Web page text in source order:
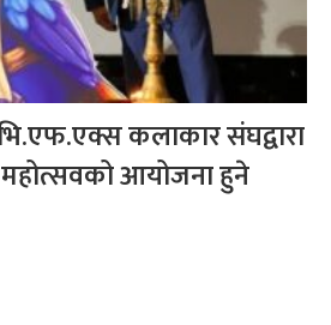
कलाकार संघद्वारा
आयोजना हुने